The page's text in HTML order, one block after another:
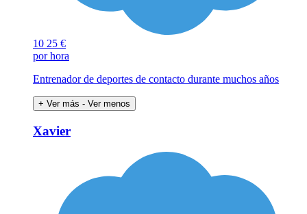
10 25 €
por hora
Entrenador de deportes de contacto durante muchos años
+ Ver más - Ver menos
Xavier